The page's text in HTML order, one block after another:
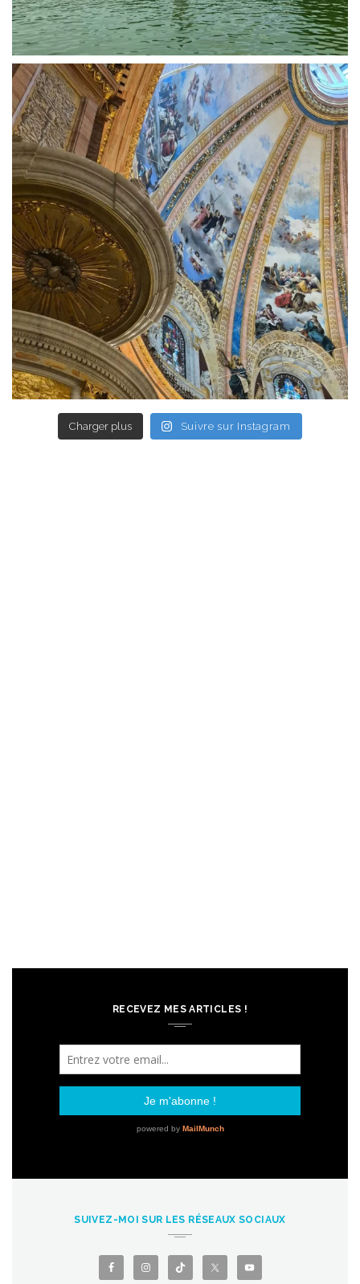
Charger plus Suivre sur Instagram
RECEVEZ MES ARTICLES !
SUIVEZ-MOI SUR LES RÉSEAUX SOCIAUX